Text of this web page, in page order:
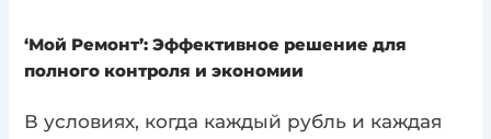
‘Мой Ремонт’: Эффективное решение для
полного контроля и экономии
В условиях, когда каждый рубль и каждая